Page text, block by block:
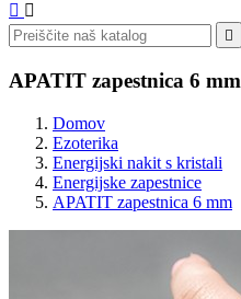
 

APATIT zapestnica 6 mm
Domov
Ezoterika
Energijski nakit s kristali
Energijske zapestnice
APATIT zapestnica 6 mm